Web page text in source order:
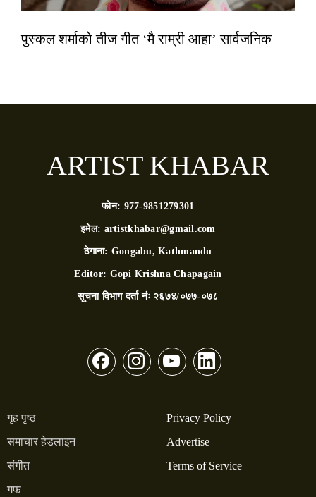
पुस्कल शर्माको तीज गीत ‘मै राम्री आहा’ सार्वजनिक
ARTIST KHABAR
फोन: 977-9851279301
इमेल: artistkhabar@gmail.com
ठेगाना: Gongabu, Kathmandu
Editor: Gopi Krishna Chapagain
सूचना विभाग दर्ता नंः २६७४/०७७-०७८
गृह पृष्ठ
समाचार हेडलाइन
संगीत
गफ
Privacy Policy
Advertise
Terms of Service